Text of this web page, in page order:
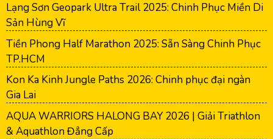
Lạng Sơn Geopark Ultra Trail 2025: Chinh Phục Miền Di
Sản Hùng Vĩ
Tiền Phong Half Marathon 2025: Sẵn Sàng Chinh Phục
TP.HCM
Kon Ka Kinh Jungle Paths 2026: Chinh phục đại ngàn
Gia Lai
AQUA WARRIORS HALONG BAY 2026 | Giải Triathlon
& Aquathlon Đẳng Cấp